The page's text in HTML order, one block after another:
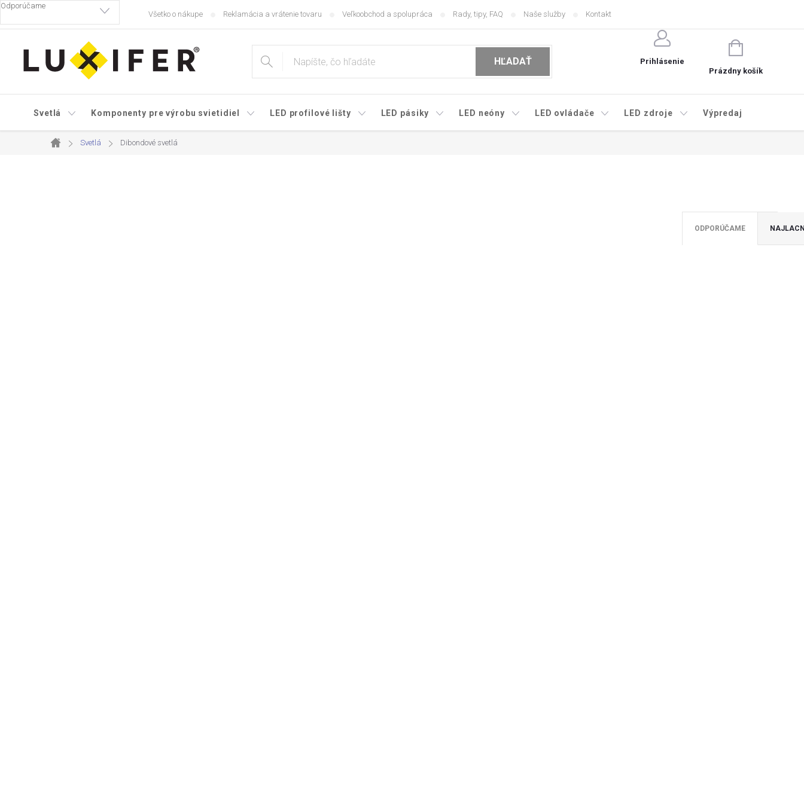
Prejsť
obsah
Všetko o nákupe Reklamácia a vrátenie tovaru Veľkoobchod a spolupráca Rady, tipy, FAQ Naše služby Kontakt
HĽADAŤ Prihlásenie
NÁKUPNÝ
KOŠÍK
Prázdny košík
Svetlá Komponenty pre výrobu svietidiel LED profilové lišty LED pásiky LED neóny LED ovládače LED zdroje Výpredaj
Domov
Svetlá Dibondové svetlá
ODPORÚČAME